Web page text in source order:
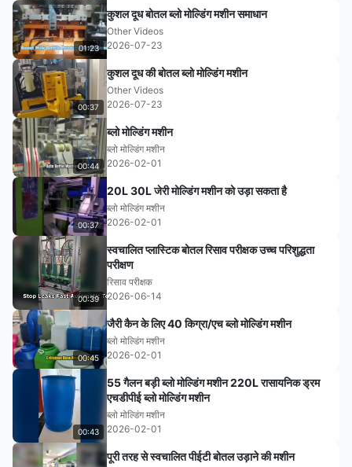
01:23
कुशल दूध बोतल ब्लो मोल्डिंग मशीन समाधान
Other Videos
2026-07-23
00:37
कुशल दूध की बोतल ब्लो मोल्डिंग मशीन
Other Videos
2026-07-23
00:44
ब्लो मोल्डिंग मशीन
ब्लो मोल्डिंग मशीन
2026-02-01
00:37
20L 30L जेरी मोल्डिंग मशीन को उड़ा सकता है
ब्लो मोल्डिंग मशीन
2026-02-01
00:39
स्वचालित प्लास्टिक बोतल रिसाव परीक्षक उच्च परिशुद्धता
परीक्षण
रिसाव परीक्षक
2026-06-14
00:45
जैरी कैन के लिए 40 किग्रा/एच ब्लो मोल्डिंग मशीन
ब्लो मोल्डिंग मशीन
2026-02-01
00:43
55 गैलन बड़ी ब्लो मोल्डिंग मशीन 220L रासायनिक ड्रम
एचडीपीई ब्लो मोल्डिंग मशीन
ब्लो मोल्डिंग मशीन
2026-02-01
पूरी तरह से स्वचालित पीईटी बोतल उड़ाने की मशीन